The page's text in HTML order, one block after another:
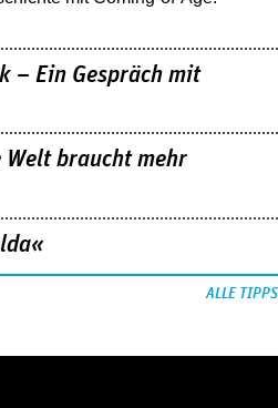
– Ein Gespräch mit
braucht mehr
ALLE TIPPS